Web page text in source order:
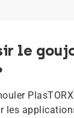
le
PlasTORX
les